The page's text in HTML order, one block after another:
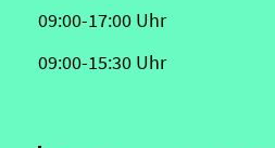
09:00-17:00 Uhr
09:00-15:30 Uhr